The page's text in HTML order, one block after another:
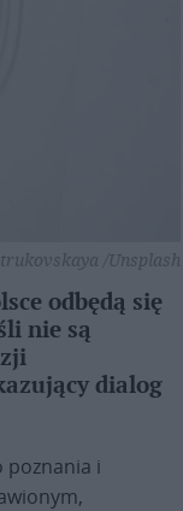
/Unsplash
odbędą się
nie są
dialog
poznania i